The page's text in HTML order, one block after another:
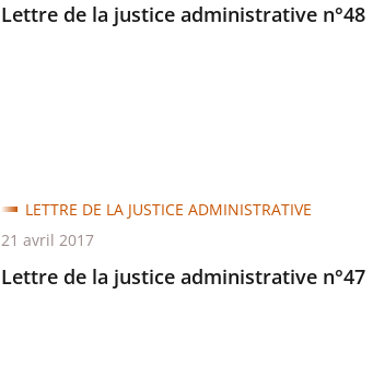
Lettre de la justice administrative n°48
Lettre de la justice administrative n°47
LETTRE DE LA JUSTICE ADMINISTRATIVE
21 avril 2017